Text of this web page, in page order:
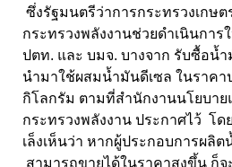
ซึ่งรัฐมนตรีว่าการกระทรวงเกษต
กระทรวงพลังงานช่วยดำเนินการ
ปตท. และ บมจ. บางจาก รับซื้อน้
นำมาใช้ผสมน้ำมันดีเซล ในราค
กิโลกรัม ตามที่สำนักงานนโยบา
กระทรวงพลังงาน ประกาศไว้ โด
เล็งเห็นว่า หากผู้ประกอบการผลิ
สามารถขายได้ในราคาสูงขึ้น ก็